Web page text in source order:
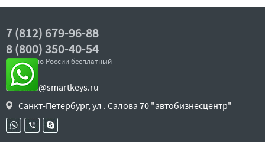
7 (812) 679-96-88
8 (800) 350-40-54
- звонок по России бесплатный -
sales@smartkeys.ru
Санкт-Петербург, ул . Салова 70 "автобизнесцентр"